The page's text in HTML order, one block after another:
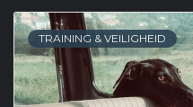
TRAINING & VEILIGHEID